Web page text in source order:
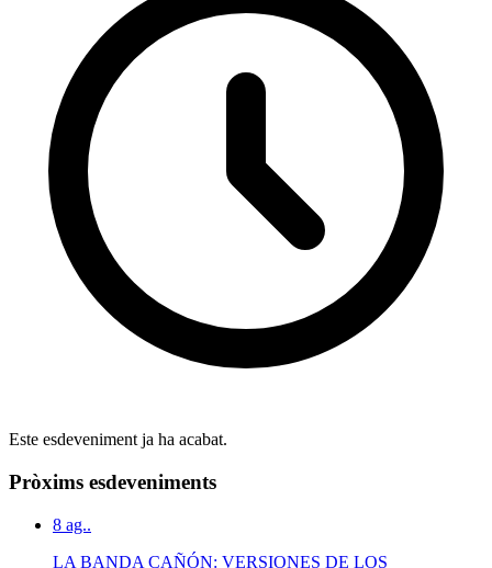
Este esdeveniment ja ha acabat.
Pròxims esdeveniments
8 ag..
LA BANDA CAÑÓN: VERSIONES DE LOS